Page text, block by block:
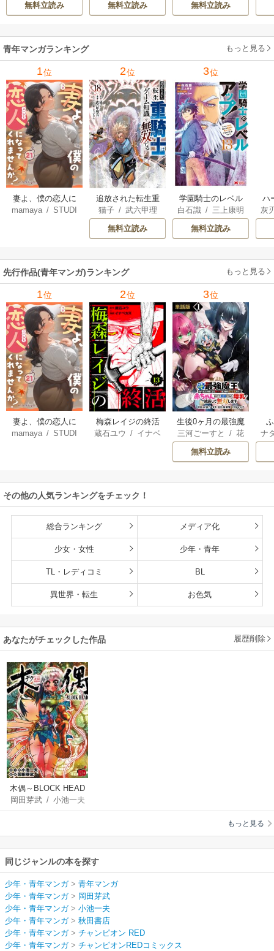
無料立読み
強になりました～ 3
ィブ刊）/彭傑（Fr
花風花
無料立読み 無料立読み
青年マンガランキング もっと見る
1位
妻よ、僕の恋人に
なってくれません
mamaya/STUDI
2位
追放された転生重
騎士はゲーム知識
で無双する
猫子/ 武六甲理
/じゃいあん
無料立読み
3位
学園騎士のレベル
アップ！レベル100
0超えの転生者、落
ちこぼれクラスに
（コミック）
白石識 /三上康明
無料立読み
ハ
界
灰
先行作品(青年マンガ)ランキング もっと見る
1位
妻よ、僕の恋人に
なってくれません
mamaya /STUDI
2位
梅森レイジの終活
蔵石ユウ / イナベ
3位
生後0ヶ月の最強魔
王 食べるだけ強
くなるチート能力
持ち転生者だけど
雄たちの母乳で成
三河ごーすと /花
房雪/マップ
無料立読み
ナ
核
その他の人気ランキングをチェック！
総合ランキング メディア化
少女・女性 少年・青年
TL・レディコミ BL
異世界・転生 お色気
あなたがチェックした作品 履歴削除
木偶～BLOCK HEAD
～
岡田芽武/ 小池一夫
もっと見る
同じジャンルの本を探す
少年・青年マンガ> 青年マンガ
少年・青年マンガ> 岡田芽武
少年・青年マンガ> 小池一夫
少年・青年マンガ> 秋田書店
少年・青年マンガ> チャンピオン RED
少年・青年マンガ> チャンピオンREDコミックス